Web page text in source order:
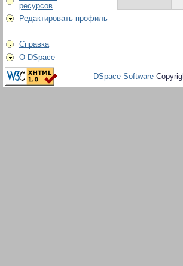
ресурсов
Редактировать профиль
Справка
О DSpace
DSpace Software